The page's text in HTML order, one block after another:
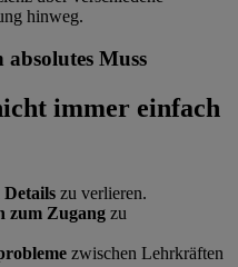
hinweg.
Muss
immer einfach
Details zu verlieren.
zum Zugang zu
zwischen Lehrkräften